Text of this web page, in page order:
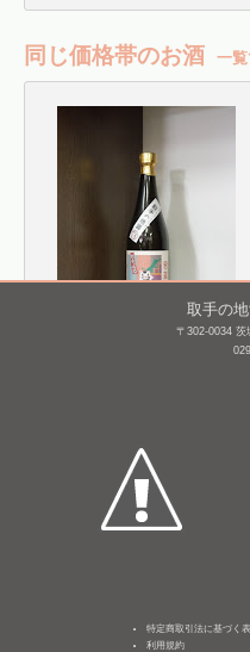
同じ価格帯のお酒 一
取手の
〒302-0034 茨
特定商取引法に基づく
利用規約